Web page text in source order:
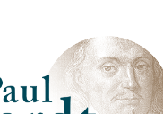
Verein Lübben e.V.